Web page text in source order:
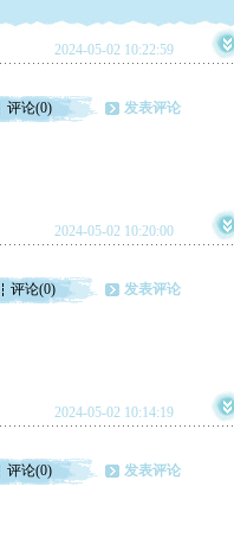
2024-05-02 10:22:59
评论(0) 发表评论
2024-05-02 10:20:00
评论(0) 发表评论
2024-05-02 10:14:19
评论(0) 发表评论